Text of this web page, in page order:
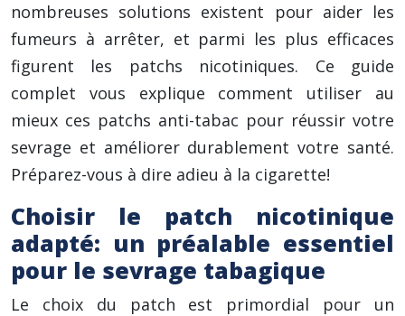
nombreuses solutions existent pour aider les
fumeurs à arrêter, et parmi les plus efficaces
figurent les patchs nicotiniques. Ce guide
complet vous explique comment utiliser au
mieux ces patchs anti-tabac pour réussir votre
sevrage et améliorer durablement votre santé.
Préparez-vous à dire adieu à la cigarette!
Choisir le patch nicotinique
adapté: un préalable essentiel
pour le sevrage tabagique
Le choix du patch est primordial pour un